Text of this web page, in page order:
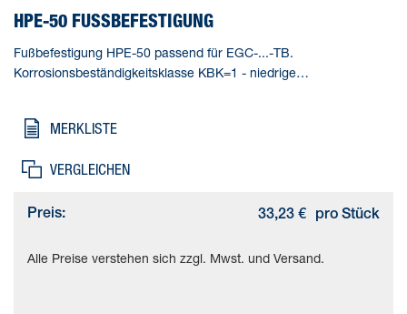
HPE-50 FUSSBEFESTIGUNG
Fußbefestigung HPE-50 passend für EGC-...-TB.
Korrosionsbeständigkeitsklasse KBK=1 - niedrige
MERKLISTE
VERGLEICHEN
Preis: 33,23 € pro Stück
Alle Preise verstehen sich zzgl. Mwst. und Versand.